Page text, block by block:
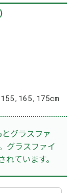
グラスファ
グラスファイ
ています。